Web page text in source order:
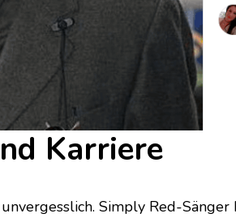
Karriere
Simply Red-